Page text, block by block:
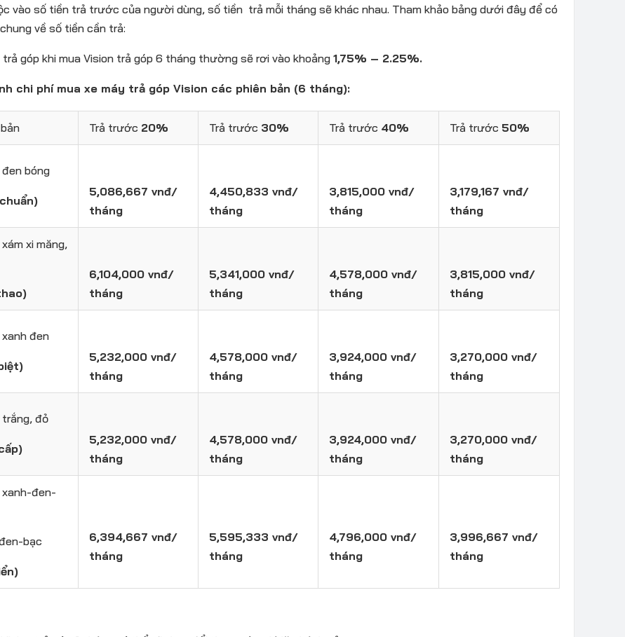
vào số tiền trả trước của người dùng, số tiền trả mỗi tháng sẽ khác nhau. Tham khảo bảng dưới đây để có
về số tiền cần trả:
góp khi mua Vision trả góp 6 tháng thường sẽ rơi vào khoảng 1,75% – 2.25%.
chi phí mua xe máy trả góp Vision các phiên bản (6 tháng):
Trả trước 20% Trả trước 30% Trả trước 40% Trả trước 50%
bóng
5,086,667 vnđ/
tháng
4,450,833 vnđ/
tháng
3,815,000 vnđ/
tháng
3,179,167 vnđ/
tháng
xi măng,
6,104,000 vnđ/
tháng
5,341,000 vnđ/
tháng
4,578,000 vnđ/
tháng
3,815,000 vnđ/
tháng
đen
5,232,000 vnđ/
tháng
4,578,000 vnđ/
tháng
3,924,000 vnđ/
tháng
3,270,000 vnđ/
tháng
trắng, đỏ
5,232,000 vnđ/
tháng
4,578,000 vnđ/
tháng
3,924,000 vnđ/
tháng
3,270,000 vnđ/
tháng
xanh-đen-
bạc
6,394,667 vnđ/
tháng
5,595,333 vnđ/
tháng
4,796,000 vnđ/
tháng
3,996,667 vnđ/
tháng